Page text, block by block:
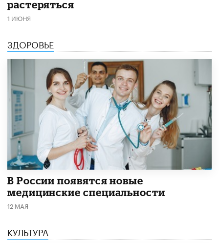
растеряться
1 ИЮНЯ
ЗДОРОВЬЕ
В России появятся новые
медицинские специальности
12 МАЯ
КУЛЬТУРА